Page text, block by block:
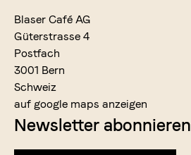
Blaser Café AG
Güterstrasse 4
Postfach
3001 Bern
Schweiz
auf google maps anzeigen
Newsletter abonnieren